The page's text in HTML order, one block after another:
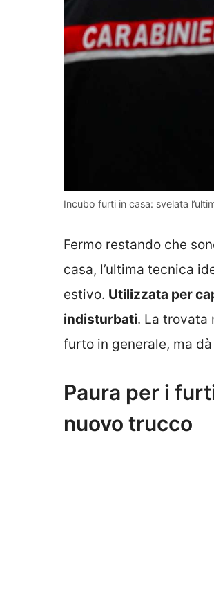
Incubo furti in casa: svelata
Fermo restando che
casa, l’ultima tecnica
estivo. Utilizzata per
indisturbati. La trovata
furto in generale, ma
Paura per i
nuovo trucco